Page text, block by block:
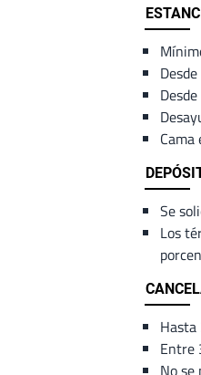
Content
Se
Los
Entre